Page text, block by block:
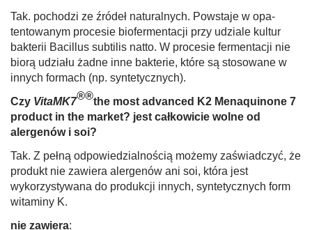
Tak. pochodzi ze źródeł naturalnych. Powstaje w opa­
tentowanym procesie biofermentacji przy udziale kultur
bakterii Bacillus subtilis natto. W procesie fermentacji nie
biorą udziału żadne inne bakterie, które są stosowane w
innych formach (np. syntetycznych).
Czy VitaMK7®®the most advanced K2 Menaquinone 7
product in the market? jest całkowicie wolne od
alergenów i soi?
Tak. Z pełną odpowiedzialnością możemy zaświadczyć, że
produkt nie zawiera alergenów ani soi, która jest
wykorzystywana do pro­dukcji innych, syntetycznych form
witaminy K.
nie zawiera: